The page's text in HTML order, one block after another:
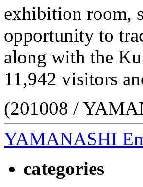
exhibition room,
opportunity to
along with the
11,942 visitors
(201008 /
YAMANASHI
categories